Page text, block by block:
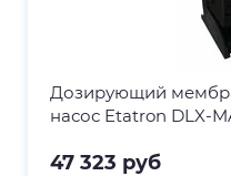
Дозирующий
насос Etatron DLX-
47 323 руб